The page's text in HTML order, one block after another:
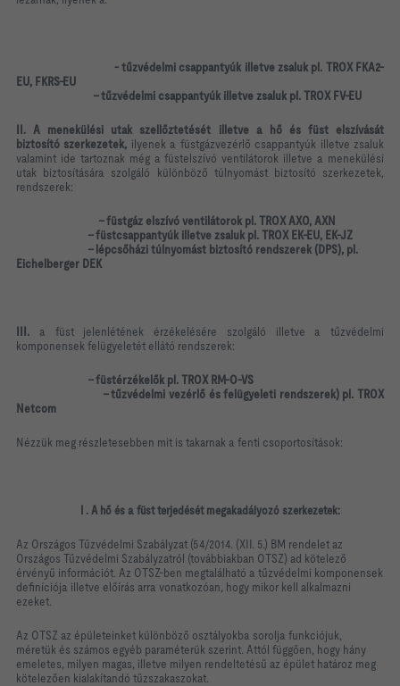
- tűzvédelmi csappantyúk illetve zsaluk pl. TROX FKA2-
EU, FKRS-EU
- tűzvédelmi csappantyúk illetve zsaluk pl. TROX FV-EU
II. A menekülési utak szellőztetését illetve a hő és füst elszívását
biztosító szerkezetek, ilyenek a füstgázvezérlő csappantyúk illetve zsaluk
valamint ide tartoznak még a füstelszívó ventilátorok illetve a menekülési
utak biztosítására szolgáló különböző túlnyomást biztosító szerkezetek,
rendszerek:
- füstgáz elszívó ventilátorok pl. TROX AXO, AXN
- füstcsappantyúk illetve zsaluk pl. TROX EK-EU, EK-JZ
- lépcsőházi túlnyomást biztosító rendszerek (DPS), pl.
Eichelberger DEK
III. a füst jelenlétének érzékelésére szolgáló illetve a tűzvédelmi
komponensek felügyeletét ellátó rendszerek:
- füstérzékelők pl. TROX RM-O-VS
- tűzvédelmi vezérlő és felügyeleti rendszerek) pl. TROX
Netcom
Nézzük meg részletesebben mit is takarnak a fenti csoportosítások:
I . A hő és a füst terjedését megakadályozó szerkezetek:
Az Országos Tűzvédelmi Szabályzat (54/2014. (XII. 5.) BM rendelet az
Országos Tűzvédelmi Szabályzatról (továbbiakban OTSZ) ad kötelező
érvényű információt. Az OTSZ-ben megtalálható a tűzvédelmi komponensek
definíciója illetve előírás arra vonatkozóan, hogy mikor kell alkalmazni
ezeket.
Az OTSZ az épületeinket különböző osztályokba sorolja funkciójuk,
méretük és számos egyéb paraméterük szerint. Attól függően, hogy hány
emeletes, milyen magas, illetve milyen rendeltetésű az épület határoz meg
kötelezően kialakítandó tűzszakaszokat.